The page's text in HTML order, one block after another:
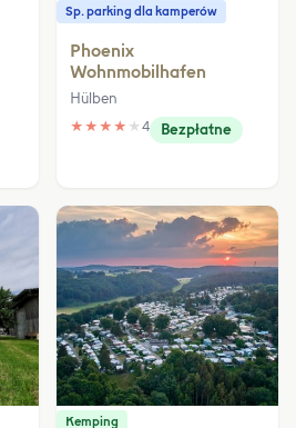
Sp. parking dla kamperów
Phoenix
Wohnmobilhafen
Hülben
★ ★ ★ ★ ★ 4 Bezpłatne
Kemping